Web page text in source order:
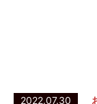
2022.07.30